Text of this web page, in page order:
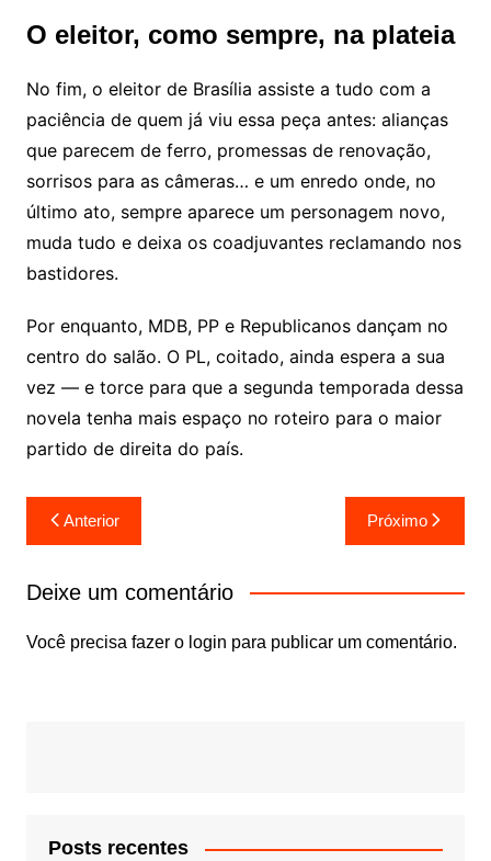
O eleitor, como sempre, na plateia
No fim, o eleitor de Brasília assiste a tudo com a
paciência de quem já viu essa peça antes: alianças
que parecem de ferro, promessas de renovação,
sorrisos para as câmeras… e um enredo onde, no
último ato, sempre aparece um personagem novo,
muda tudo e deixa os coadjuvantes reclamando nos
bastidores.
Por enquanto, MDB, PP e Republicanos dançam no
centro do salão. O PL, coitado, ainda espera a sua
vez — e torce para que a segunda temporada dessa
novela tenha mais espaço no roteiro para o maior
partido de direita do país.
Navegação
de
Post
Anterior Próximo
Deixe um comentário
Você precisa fazer o login para publicar um comentário.
Posts recentes